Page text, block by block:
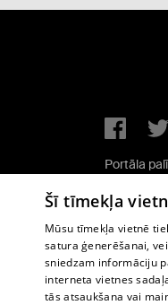
Portāla
Copyright
Šī tīmekļa
Mūsu tīmekļa vietnē
satura ģenerēšanai,
sniedzam informāciju
interneta vietnes
tās atsaukšana vai